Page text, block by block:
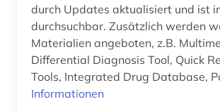
computerlinguistik (2)
computerunterstütztes lernen (1)
computing &amp; processing (1)
durch Updates aktualisiert und ist
durchsuchbar. Zusätzlich werden weitere
Materialien angeboten, z.B.
Differential Diagnosis Tool, Quick
Tools, Integrated Drug Database,
Informationen